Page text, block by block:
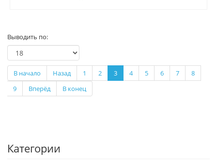
Выводить по:
В начало Назад 1 2 3 4 5 6 7
8
9
Вперёд В конец
Категории